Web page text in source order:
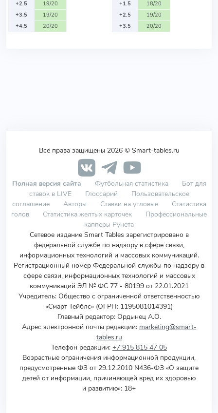
+2.5
19/20
+3.5
19/20
+4.5
20/20
+1.5
18/20
+2.5
19/20
+3.5
20/20
Все права защищены 2026 © Smart-tables.ru
Полная версия сайта Футбольная статистика
Бот для
ставок в LIVE
Глоссарий
Пользовательское
соглашение
Авторы Ставки на угловые
Статистика
голов
Статистика желтых карточек
Профессиональные
капперы Рунета
Сетевое издание Smart Tables зарегистрировано в
федеральной службе по надзору в сфере связи,
информационных технологий и массовых коммуникаций.
Регистрационный номер Федеральной службы по надзору в
сфере связи, информационных технологий и массовых
коммуникаций ЭЛ № ФС 77 - 80199 от 22.01.2021
Учредитель: Общество с ограниченной ответственностью
«Смарт Тейблс» (ОГРН: 1195081014391)
Главный редактор: Ордынец А.О.
Адрес электронной почты редакции: marketing@smart-
tables.ru
Телефон редакции: +7 915 815 47 05
Возрастные ограничения информационной продукции,
предусмотренные ФЗ от 29.12.2010 N436-ФЗ «О защите
детей от информации, причиняющей вред их здоровью
и развитию»: 18+